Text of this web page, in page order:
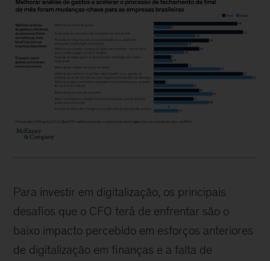
Para investir em digitalização, os principais
desafios que o CFO terá de enfrentar são o
baixo impacto percebido em esforços anteriores
de digitalização em finanças e a falta de